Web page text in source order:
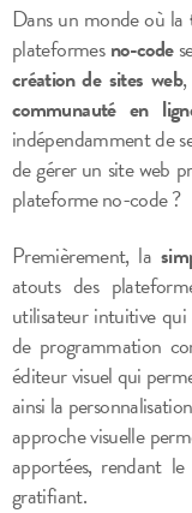
Dans un monde où la
plateformesno-code
création de sites web,
communauté en
indépendamment de
de gérer un site web
plateforme no-code ?
Premièrement, la
atouts des
utilisateur intuitive qui
de programmation
éditeur visuel qui
ainsi la
approche visuelle
apportées, rendant
gratifiant.